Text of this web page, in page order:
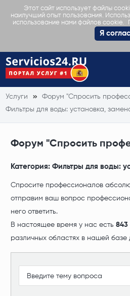
Этот сайт использует файлы
наилучший опыт пользования.
использование нами файлов cookie.
Я
Услуги
Форум "Спросить
Фильтры для воды: установка,
Форум "Спросить
Категория:Фильтры для воды:
Спросите профессионалов
отправим ваш вопрос
него ответить.
В настоящее время у нас есть843
различных областях в нашей базе